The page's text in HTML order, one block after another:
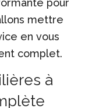
pour
mettre
en vous
complet.
à